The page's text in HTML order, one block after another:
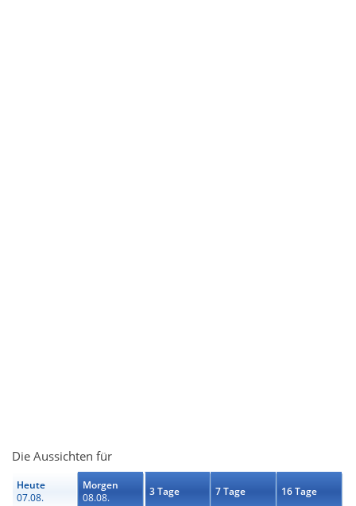
Die Aussichten für
Heute
07.08.
Morgen
08.08.
3 Tage 7 Tage 16 Tage